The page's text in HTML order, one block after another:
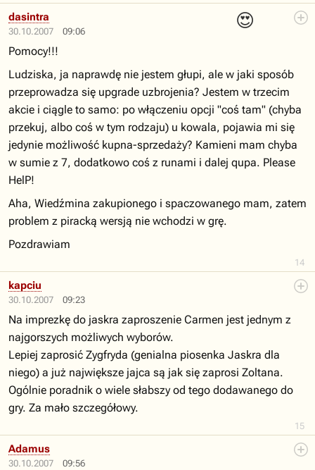
30.10.2007 09:06
😍
14
dasintra
Pomocy!!!
Ludziska, ja naprawdę nie jestem głupi, ale w jaki sposób
przeprowadza się upgrade uzbrojenia? Jestem w trzecim
akcie i ciągle to samo: po włączeniu opcji "coś tam" (chyba
przekuj, albo coś w tym rodzaju) u kowala, pojawia mi się
jedynie możliwość kupna-sprzedaży? Kamieni mam chyba
w sumie z 7, dodatkowo coś z runami i dalej qupa. Please
HelP!
Aha, Wiedźmina zakupionego i spaczowanego mam, zatem
problem z piracką wersją nie wchodzi w grę.
Pozdrawiam
30.10.2007 09:23
15
kapciu
Na imprezkę do jaskra zaproszenie Carmen jest jednym z
najgorszych możliwych wyborów.
Lepiej zaprosić Zygfryda (genialna piosenka Jaskra dla
niego) a już największe jajca są jak się zaprosi Zoltana.
Ogólnie poradnik o wiele słabszy od tego dodawanego do
gry. Za mało szczegółowy.
30.10.2007 09:56
Adamus